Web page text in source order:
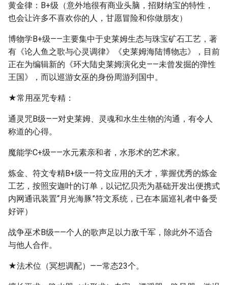
黄金律：B+级（意外地很有商业头脑，招财纳宝的特性，
也会让许多不喜欢你的人，甘愿冒险和你做朋友）
博物学B+级——主要集中于史莱姆生态与珠宝矿石工艺，著
有《论人鱼之歌与心灵调律》《史莱姆海陆博物志》，目前
正在为编辑新的《环大陆史莱姆演化史——未曾发掘的弹性
王国》，而以巡游女巫的身份周游列国中。
★常用巫咒专精：
通灵咒B级——对史莱姆、灵魂和水生生物的沟通，有令人
称道的心得。
魔能学C+级——水元素亲和者，水形术的艺术家。
炼金、符文专精B+级——符文应用的天才，掌握优秀的炼金
工艺，按照安迦叶的订单，以记忆贝壳为基础开发出便携式
内网通讯装置“月光海豚”符文系统，已在本届巡礼者中备受
好评）
战争巫术B级——个人的歌声足以力敌千军，除此外不适合
与他人合作。
★法术位（冥想调配）——常态23个。